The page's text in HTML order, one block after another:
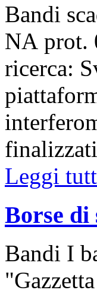
Bandi
NA prot.
ricerca:
Leggi
Borse di
Bandi I